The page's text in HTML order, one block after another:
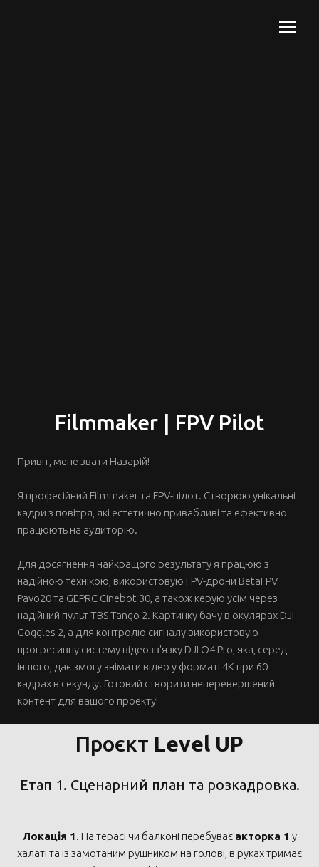
Filmmaker | FPV Pilot
Привіт, мене звати Назарій!
Я професійний Filmmaker та FPV-пілот. Створюю унікальні
кадри з повітря, які естетично привабливі та ефективно
працюють на аудиторію.
Для досягнення найкращого результату я працюю з
надійною технікою, використовую FPV-дрони BetaFPV
Pavo20 та GEPRC Cinebot 30, а також керую усім через
надійний пульт TBS Tango 2. Картинку бачу в окулярах DJI
Goggles 2, а для контролю сигналу використовую
прогресивну систему відеозв'язку DJI O4 Pro, яка, серед
іншого, дає змогу знімати відео у форматі 4K при 60
кадрах в секунду. Готовий створити неперевершений
контент для вашого проекту!
Проєкт Level UP
Етап 1. Сценарний план та розкадровка.
Локація 1. На терасі чи балконі перебуває акторка 1 у
халаті та із замотаним рушником на голові, в руках тримає